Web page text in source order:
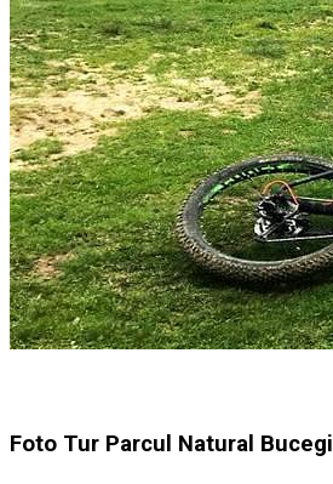
Foto Tur Parcul Natural Bucegi